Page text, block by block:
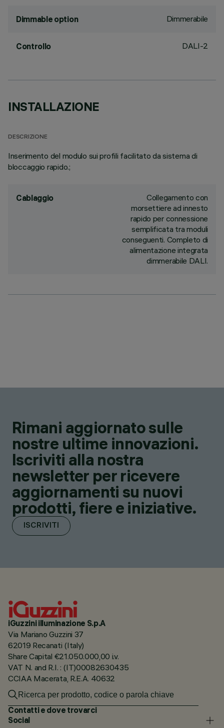
Dimmable option Dimmerabile
Controllo DALI-2
INSTALLAZIONE
DESCRIZIONE
Inserimento del modulo sui profili facilitato da sistema di
bloccaggio rapido.;
Cablaggio
Collegamento con
morsettiere ad innesto
rapido per connessione
semplificata tra moduli
conseguenti. Completo di
alimentazione integrata
dimmerabile DALI.
Rimani aggiornato sulle
nostre ultime innovazioni.
Iscriviti alla nostra
newsletter per ricevere
aggiornamenti su nuovi
prodotti, fiere e iniziative.
ISCRIVITI
iGuzzini illuminazione S.p.A
Via Mariano Guzzini 37
62019 Recanati (Italy)
Share Capital €21.050.000,00 i.v.
VAT N. and R.I. : (IT)00082630435
CCIAA Macerata, R.E.A. 40632
Contatti e dove trovarci
Social